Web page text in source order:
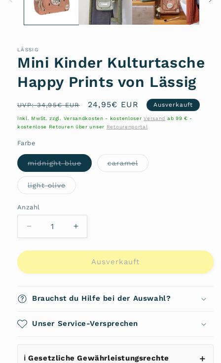
LÄSSIG
Mini Kinder Kulturtasche
Happy Prints von Lässig
Normaler
Preis
UVP: 34,95€ EUR Verkaufspreis
24,95€ EUR Ausverkauft
inkl. MwSt. zzgl. Versandkosten - kostenloserVersand ab 99 € -
kostenlose Retouren über unser Retourenportal
Farbe
midnight blueVariante
ausverkauft
caramelVariante
ausverkauft
light oliveVariante
ausverkauft
Anzahl
Anzahl
Verringere
die
Menge
Mini
Happy
von
Erhöhe
die
Menge
Mini
Happy
von
Ausverkauft
Brauchst du Hilfe bei der Auswahl?
Unser Service-Versprechen
ℹ️ Gesetzliche Gewährleistungsrechte